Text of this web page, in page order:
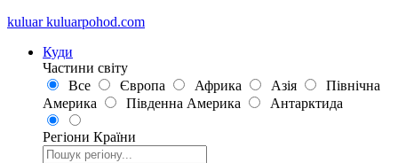
kuluar kuluarpohod.com
Куди
Частини світу
Все
Європа Африка Азія
Північна
Америка
Південна Америка Антарктида
Регіони Країни